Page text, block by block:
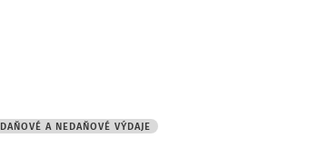
DAŇOVÉ A NEDAŇOVÉ VÝDAJE